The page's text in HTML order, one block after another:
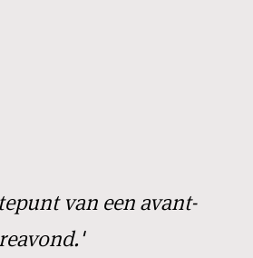
van een avant-